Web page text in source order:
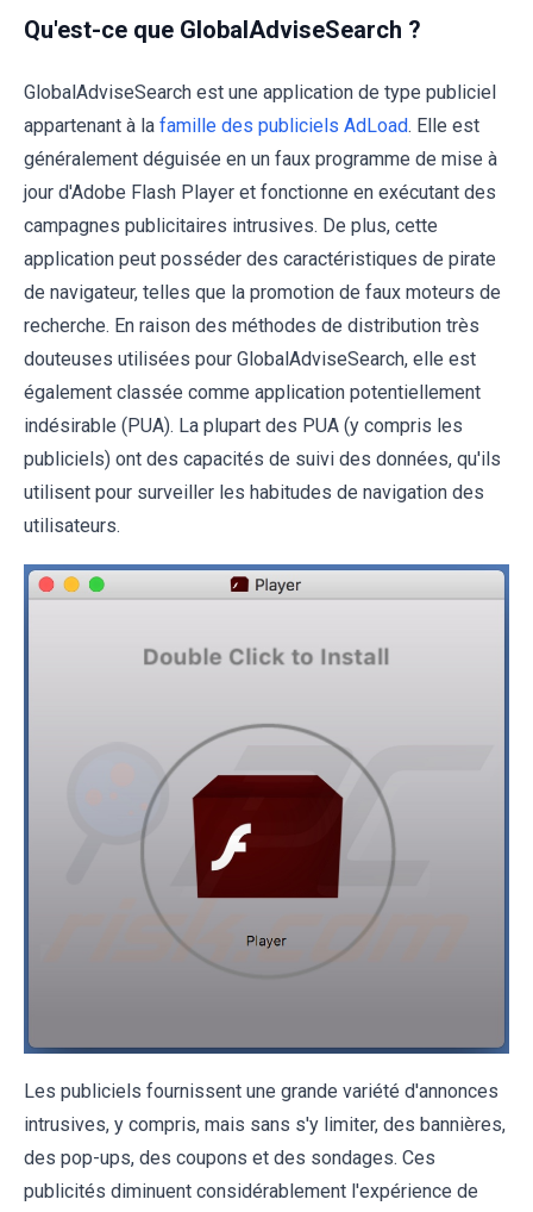
Qu'est-ce que GlobalAdviseSearch ?
GlobalAdviseSearch est une application de type publiciel
appartenant à la famille des publiciels AdLoad. Elle est
généralement déguisée en un faux programme de mise à
jour d'Adobe Flash Player et fonctionne en exécutant des
campagnes publicitaires intrusives. De plus, cette
application peut posséder des caractéristiques de pirate
de navigateur, telles que la promotion de faux moteurs de
recherche. En raison des méthodes de distribution très
douteuses utilisées pour GlobalAdviseSearch, elle est
également classée comme application potentiellement
indésirable (PUA). La plupart des PUA (y compris les
publiciels) ont des capacités de suivi des données, qu'ils
utilisent pour surveiller les habitudes de navigation des
utilisateurs.
Les publiciels fournissent une grande variété d'annonces
intrusives, y compris, mais sans s'y limiter, des bannières,
des pop-ups, des coupons et des sondages. Ces
publicités diminuent considérablement l'expérience de